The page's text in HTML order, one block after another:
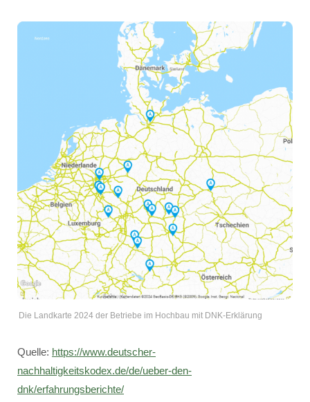
Die Landkarte 2024 der Betriebe im Hochbau mit DNK-Erklärung
Quelle: https://www.deutscher-
nachhaltigkeitskodex.de/de/ueber-den-
dnk/erfahrungsberichte/